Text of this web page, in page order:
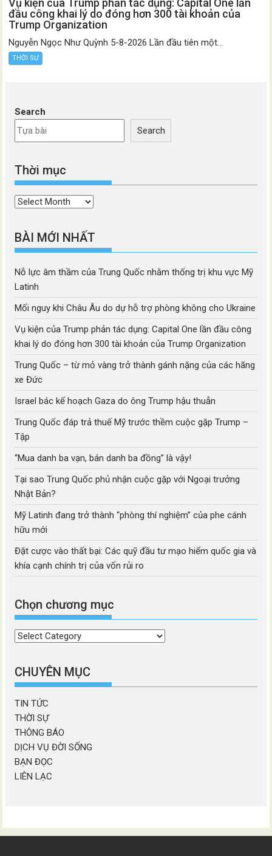
Vụ kiện của Trump phản tác dụng: Capital One lần
đầu công khai lý do đóng hơn 300 tài khoản của
Trump Organization
Nguyễn Ngọc Như Quỳnh 5-8-2026 Lần đầu tiên một...
THỜI SỰ
Search
Search
Thời mục
Thời
BÀI MỚI NHẤT
Nỗ lực âm thầm của Trung Quốc nhằm thống trị khu vực Mỹ
Latinh
Mối nguy khi Châu Âu do dự hỗ trợ phòng không cho Ukraine
Vụ kiện của Trump phản tác dụng: Capital One lần đầu công
khai lý do đóng hơn 300 tài khoản của Trump Organization
Trung Quốc – từ mỏ vàng trở thành gánh nặng của các hãng
xe Đức
Israel bác kế hoạch Gaza do ông Trump hậu thuẫn
Trung Quốc đáp trả thuế Mỹ trước thềm cuộc gặp Trump –
Tập
“Mua danh ba vạn, bán danh ba đồng” là vậy!
Tại sao Trung Quốc phủ nhận cuộc gặp với Ngoại trưởng
Nhật Bản?
Mỹ Latinh đang trở thành “phòng thí nghiệm” của phe cánh
hữu mới
Đặt cược vào thất bại: Các quỹ đầu tư mạo hiểm quốc gia và
khía cạnh chính trị của vốn rủi ro
Chọn chương mục
Chọn
mục
CHUYÊN MỤC
TIN TỨC
THỜI SỰ
THÔNG BÁO
DỊCH VỤ ĐỜI SỐNG
BẠN ĐỌC
LIÊN LẠC